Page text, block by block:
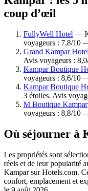
coup d’œil
FullyWell Hotel —
voyageurs : 7,8/10
Grand Kampar Hotel
Avis voyageurs :
Kampar Boutique
voyageurs : 8,6/10
Kampar Boutique
3 étoiles. Avis
M Boutique Kampar
voyageurs : 8,8/10
Où séjourner à
Les propriétés sont
réels et de leur popularité
Kampar sur Hotels.com.
confort, emplacement et